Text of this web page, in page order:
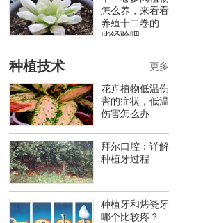
怎么养，来看看
养殖十二卷的一
些经验吧
种植技术
花卉植物低温伤
害的症状，低温
伤害怎么办
拜尔口腔：详解
种植牙过程
种植牙和烤瓷牙
哪个比较疼？
更多